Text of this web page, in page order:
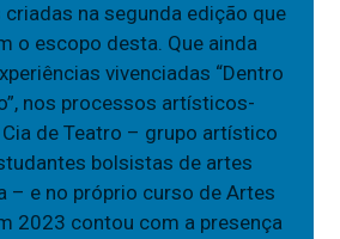
criadas na segunda edição que
o escopo desta. Que ainda
vivenciadas “Dentro
nos processos artísticos-
de Teatro – grupo artístico
bolsistas de artes
– e no próprio curso de Artes
2023 contou com a presença